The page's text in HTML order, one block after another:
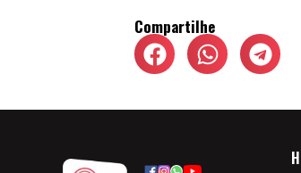
Compartilhe